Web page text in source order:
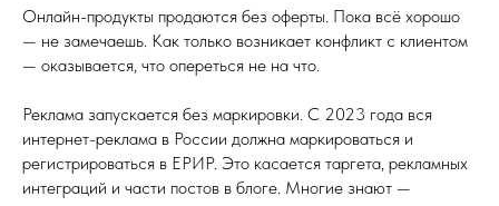
Онлайн-продукты продаются без оферты. Пока всё хорошо
— не замечаешь. Как только возникает конфликт с клиентом
— оказывается, что опереться не на что.
Реклама запускается без маркировки. С 2023 года вся
интернет-реклама в России должна маркироваться и
регистрироваться в ЕРИР. Это касается таргета, рекламных
интеграций и части постов в блоге. Многие знают —